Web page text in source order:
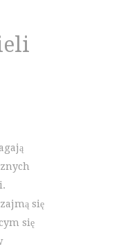
się
się